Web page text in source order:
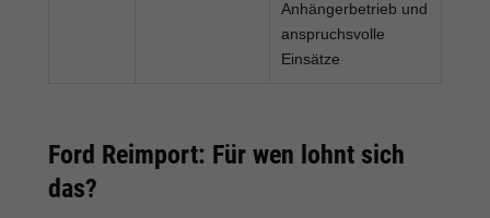
Anhängerbetrieb und
anspruchsvolle
Einsätze
Ford Reimport: Für wen lohnt sich
das?